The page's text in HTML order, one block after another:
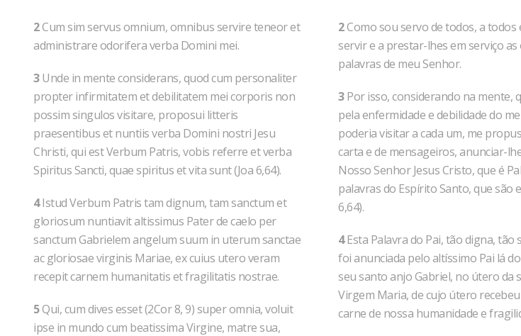
2Cum sim servus omnium, omnibus servire teneor et
administrare odorifera verba Domini mei.
3Unde in mente considerans, quod cum personaliter
propter infirmitatem et debilitatem mei corporis non
possim singulos visitare, proposui litteris
praesentibus et nuntiis verba Domini nostri Jesu
Christi, qui est Verbum Patris, vobis referre et verba
Spiritus Sancti, quae spiritus et vita sunt (Joa 6,64).
4Istud Verbum Patris tam dignum, tam sanctum et
gloriosum nuntiavit altissimus Pater de caelo per
sanctum Gabrielem angelum suum in uterum sanctae
ac gloriosae virginis Mariae, ex cuius utero veram
recepit carnem humanitatis et fragilitatis nostrae.
5Qui, cum dives esset (2Cor 8, 9) super omnia, voluit
ipse in mundo cum beatissima Virgine, matre sua,
2Como sou servo de todos, a
servir e a prestar-lhes em serviço
palavras de meu Senhor.
3Por isso, considerando na mente,
pela enfermidade e debilidade do
poderia visitar a cada um, me
carta e de mensageiros, anunciar-
Nosso Senhor Jesus Cristo, que é
palavras do Espírito Santo, que são
6,64).
4Esta Palavra do Pai, tão digna, tão
foi anunciada pelo altíssimo Pai lá
seu santo anjo Gabriel, no útero da
Virgem Maria, de cujo útero
carne de nossa humanidade e